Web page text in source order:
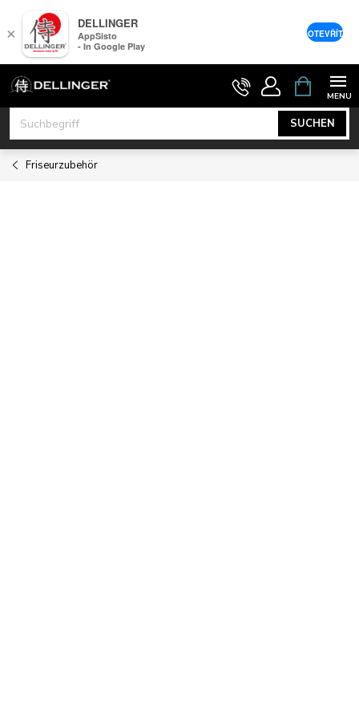
Zum
Inhalt
springen
SUCHEN
Friseurzubehör
×
DELLINGER
AppSisto
- In Google Play
OTEVŘÍT